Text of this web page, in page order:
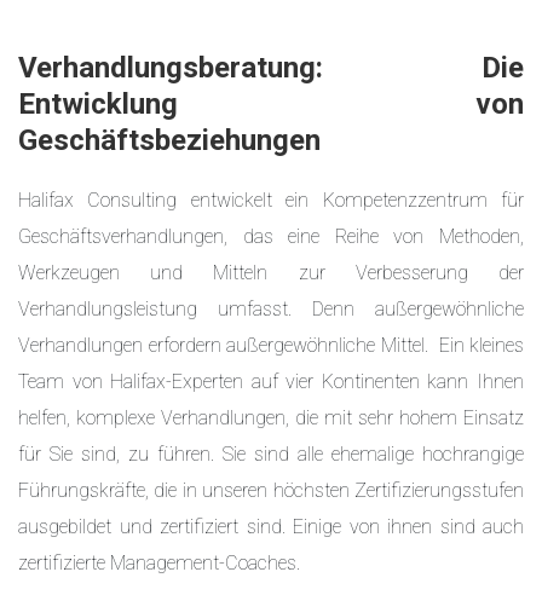
Verhandlungsberatung: Die
Entwicklung von
Geschäftsbeziehungen
Halifax Consulting entwickelt ein Kompetenzzentrum für
Geschäftsverhandlungen, das eine Reihe von Methoden,
Werkzeugen und Mitteln zur Verbesserung der
Verhandlungsleistung umfasst. Denn außergewöhnliche
Verhandlungen erfordern außergewöhnliche Mittel. Ein kleines
Team von Halifax-Experten auf vier Kontinenten kann Ihnen
helfen, komplexe Verhandlungen, die mit sehr hohem Einsatz
für Sie sind, zu führen. Sie sind alle ehemalige hochrangige
Führungskräfte, die in unseren höchsten Zertifizierungsstufen
ausgebildet und zertifiziert sind. Einige von ihnen sind auch
zertifizierte Management-Coaches.